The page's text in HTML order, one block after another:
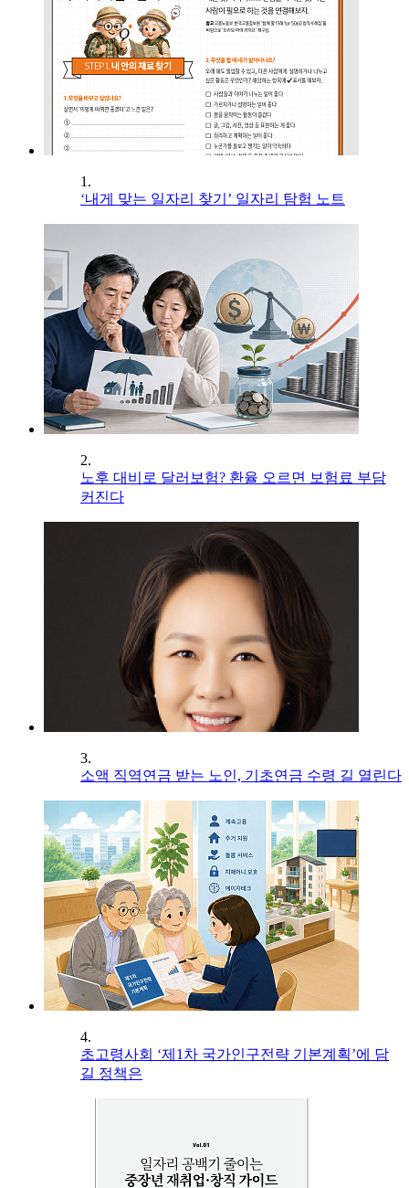
1.
‘내게 맞는 일자리 찾기’ 일자리 탐험 노트
2.
노후 대비로 달러보험? 환율 오르면 보험료 부담
커진다
3.
소액 직역연금 받는 노인, 기초연금 수령 길 열린다
4.
초고령사회 ‘제1차 국가인구전략 기본계획’에 담
길 정책은